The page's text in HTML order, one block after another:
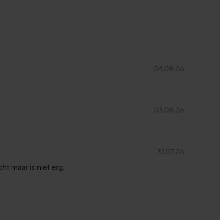
04.08.26
03.08.26
31.07.26
maar is niet erg.